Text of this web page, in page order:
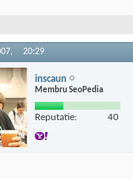
20:29
inscaun
Membru SeoPedia
Reputatie: 40